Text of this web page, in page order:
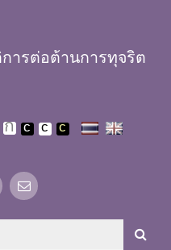
ารต่อต้านการทุจริต